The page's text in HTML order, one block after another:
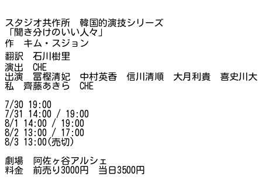
スタジオ共作所 韓国的演技シリーズ
「聞き分けのいい人々」
作 キム・スジョン
翻訳 石川樹里
演出 CHE
出演 冨樫清妃 中村英香 信川清順 大月利貴 喜史川大
私 齊藤あきら CHE
7/30 19:00
7/31 14:00 / 19:00
8/1 14:00 / 19:00
8/2 13:00 / 17:00
8/3 13:00(売切)
劇場 阿佐ヶ谷アルシェ
料金 前売り3000円 当日3500円